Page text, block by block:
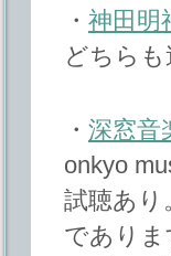
・ 神田明
どちら
・ 深窓音
onkyo
試聴あり
でありま